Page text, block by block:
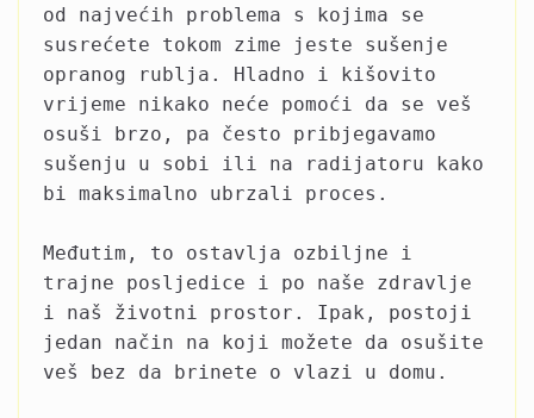
od najvećih problema s kojima se
susrećete tokom zime jeste sušenje
opranog rublja. Hladno i kišovito
vrijeme nikako neće pomoći da se veš
osuši brzo, pa često pribjegavamo
sušenju u sobi ili na radijatoru kako
bi maksimalno ubrzali proces.
Međutim, to ostavlja ozbiljne i
trajne posljedice i po naše zdravlje
i naš životni prostor. Ipak, postoji
jedan način na koji možete da osušite
veš bez da brinete o vlazi u domu.